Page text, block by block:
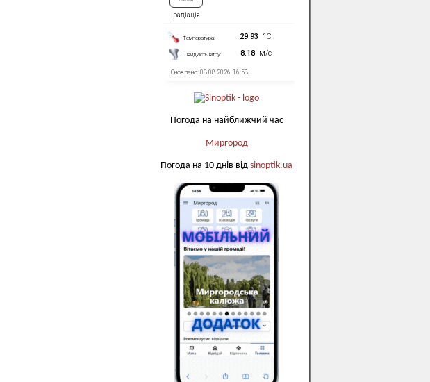
Погода на найближчий час
Миргород
Погода на 10 днів від sinoptik.ua